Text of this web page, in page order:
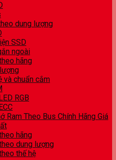
dung lượng
SSD
ngoài
hãng
và chuẩn cắm
RGB
Ram Theo Bus Chính Hãng Giá
hãng
dung lượng
thế hệ